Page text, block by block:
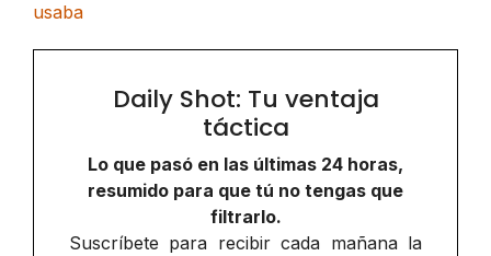
usaba
Daily Shot: Tu ventaja
táctica
Lo que pasó en las últimas 24 horas,
resumido para que tú no tengas que
filtrarlo.
Suscríbete para recibir cada mañana la